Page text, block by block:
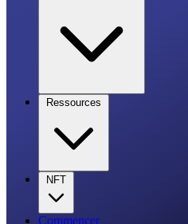
Ressources
NFT
Commencer